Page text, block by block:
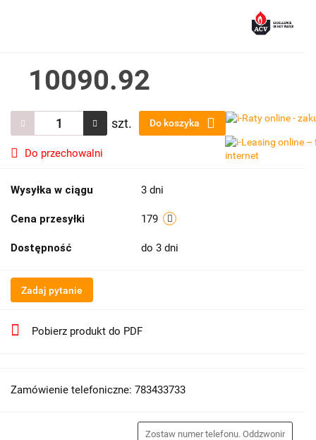
10090.92
szt. Do koszyka
Do przechowalni
Wysyłka w ciągu 3 dni
Cena przesyłki 179
Dostępność do 3 dni
Zadaj pytanie
Pobierz produkt do PDF
Zamówienie telefoniczne: 783433733